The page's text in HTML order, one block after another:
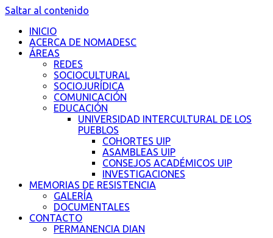
Saltar al contenido
INICIO
ACERCA DE NOMADESC
ÁREAS
REDES
SOCIOCULTURAL
SOCIOJURÍDICA
COMUNICACIÓN
EDUCACIÓN
UNIVERSIDAD INTERCULTURAL DE LOS
PUEBLOS
COHORTES UIP
ASAMBLEAS UIP
CONSEJOS ACADÉMICOS UIP
INVESTIGACIONES
MEMORIAS DE RESISTENCIA
GALERÍA
DOCUMENTALES
CONTACTO
PERMANENCIA DIAN